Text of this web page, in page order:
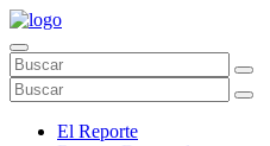
El Reporte